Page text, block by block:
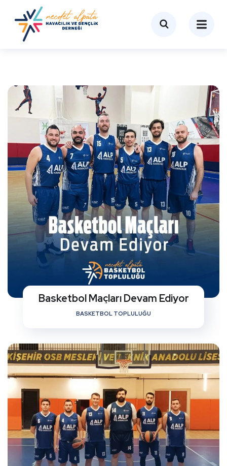
Basketbol Maçları Devam Ediyor
BASKETBOL TOPLULUĞU